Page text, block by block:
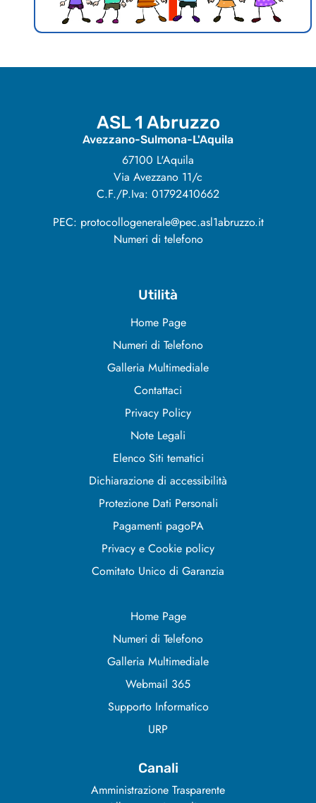
ASL 1 Abruzzo
Avezzano-Sulmona-L'Aquila
67100 L'Aquila
Via Avezzano 11/c
C.F./P.Iva: 01792410662
PEC: protocollogenerale@pec.asl1abruzzo.it
Numeri di telefono
Utilità
Home Page
Numeri di Telefono
Galleria Multimediale
Contattaci
Privacy Policy
Note Legali
Elenco Siti tematici
Dichiarazione di accessibilità
Protezione Dati Personali
Pagamenti pagoPA
Privacy e Cookie policy
Comitato Unico di Garanzia
Home Page
Numeri di Telefono
Galleria Multimediale
Webmail 365
Supporto Informatico
URP
Canali
Amministrazione Trasparente